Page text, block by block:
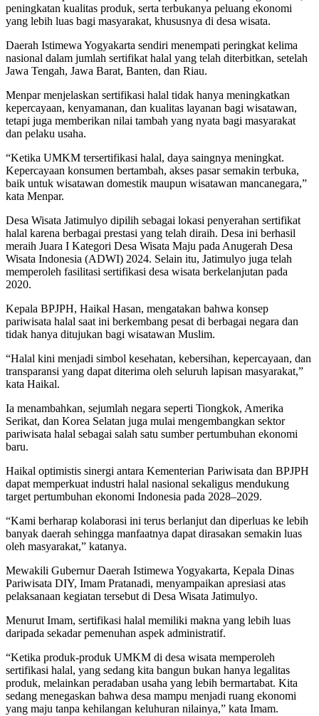
peningkatan kualitas produk, serta terbukanya peluang ekonomi
yang lebih luas bagi masyarakat, khususnya di desa wisata.
Daerah Istimewa Yogyakarta sendiri menempati peringkat kelima
nasional dalam jumlah sertifikat halal yang telah diterbitkan, setelah
Jawa Tengah, Jawa Barat, Banten, dan Riau.
Menpar menjelaskan sertifikasi halal tidak hanya meningkatkan
kepercayaan, kenyamanan, dan kualitas layanan bagi wisatawan,
tetapi juga memberikan nilai tambah yang nyata bagi masyarakat
dan pelaku usaha.
“Ketika UMKM tersertifikasi halal, daya saingnya meningkat.
Kepercayaan konsumen bertambah, akses pasar semakin terbuka,
baik untuk wisatawan domestik maupun wisatawan mancanegara,”
kata Menpar.
Desa Wisata Jatimulyo dipilih sebagai lokasi penyerahan sertifikat
halal karena berbagai prestasi yang telah diraih. Desa ini berhasil
meraih Juara I Kategori Desa Wisata Maju pada Anugerah Desa
Wisata Indonesia (ADWI) 2024. Selain itu, Jatimulyo juga telah
memperoleh fasilitasi sertifikasi desa wisata berkelanjutan pada
2020.
Kepala BPJPH, Haikal Hasan, mengatakan bahwa konsep
pariwisata halal saat ini berkembang pesat di berbagai negara dan
tidak hanya ditujukan bagi wisatawan Muslim.
“Halal kini menjadi simbol kesehatan, kebersihan, kepercayaan, dan
transparansi yang dapat diterima oleh seluruh lapisan masyarakat,”
kata Haikal.
Ia menambahkan, sejumlah negara seperti Tiongkok, Amerika
Serikat, dan Korea Selatan juga mulai mengembangkan sektor
pariwisata halal sebagai salah satu sumber pertumbuhan ekonomi
baru.
Haikal optimistis sinergi antara Kementerian Pariwisata dan BPJPH
dapat memperkuat industri halal nasional sekaligus mendukung
target pertumbuhan ekonomi Indonesia pada 2028–2029.
“Kami berharap kolaborasi ini terus berlanjut dan diperluas ke lebih
banyak daerah sehingga manfaatnya dapat dirasakan semakin luas
oleh masyarakat,” katanya.
Mewakili Gubernur Daerah Istimewa Yogyakarta, Kepala Dinas
Pariwisata DIY, Imam Pratanadi, menyampaikan apresiasi atas
pelaksanaan kegiatan tersebut di Desa Wisata Jatimulyo.
Menurut Imam, sertifikasi halal memiliki makna yang lebih luas
daripada sekadar pemenuhan aspek administratif.
“Ketika produk-produk UMKM di desa wisata memperoleh
sertifikasi halal, yang sedang kita bangun bukan hanya legalitas
produk, melainkan peradaban usaha yang lebih bermartabat. Kita
sedang menegaskan bahwa desa mampu menjadi ruang ekonomi
yang maju tanpa kehilangan keluhuran nilainya,” kata Imam.